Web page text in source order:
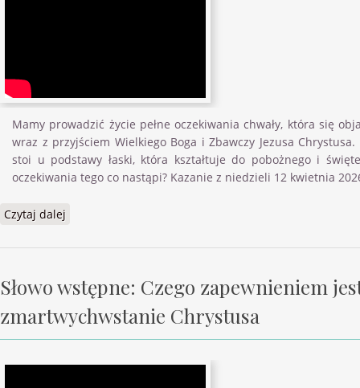
Mamy prowadzić życie pełne oczekiwania chwały, która się
wraz z przyjściem Wielkiego Boga i Zbawczy Jezusa Chrystusa.
stoi u podstawy łaski, która kształtuje do pobożnego i
oczekiwania tego co nastąpi? Kazanie z niedzieli 12 kwietnia
Czytaj dalej
Słowo wstępne: Czego zapewnieniem
zmartwychwstanie Chrystusa